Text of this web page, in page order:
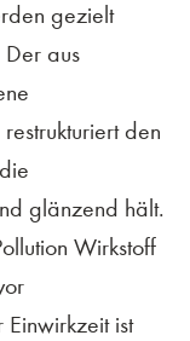
gezielt
aus
den
glänzend hält.
Wirkstoff
ist